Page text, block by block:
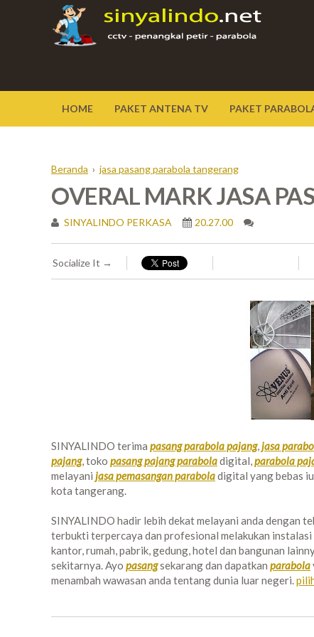
HOME PAKET ANTENA TV PAKET
Beranda › jasa pasang parabola tangerang
OVERAL MARK JASA
SINYALINDO PERKASA 20.27.00
Socialize It →
SINYALINDO terima pasang parabola pajang,jasa
pajang, toko pasang pajang paraboladigital,parabola
melayani jasa pemasangan paraboladigital yang bebas
kota tangerang.
SINYALINDO hadir lebih dekat melayani anda dengan
terbukti terpercaya dan profesional melakukan instalasi
kantor, rumah, pabrik, gedung, hotel dan bangunan
sekitarnya. Ayo pasangsekarang dan dapatkan parabola
menambah wawasan anda tentang dunia luar negeri.